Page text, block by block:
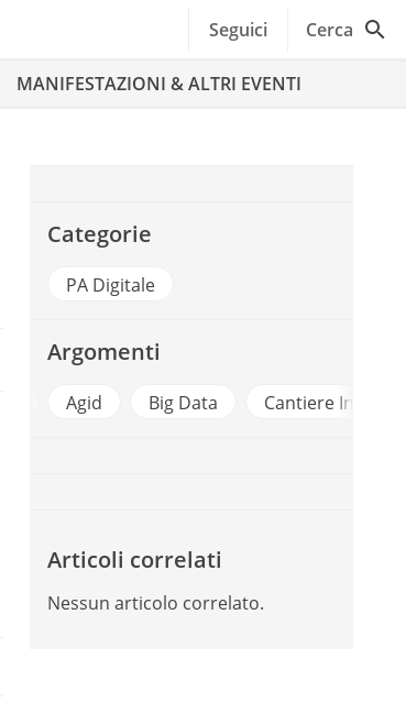
Seguici Cerca
MANIFESTAZIONI & ALTRI EVENTI
Categorie
PA Digitale
Argomenti
Agid Big Data Cantiere
Articoli correlati
Nessun articolo correlato.